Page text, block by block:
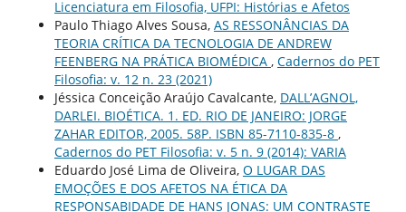
Licenciatura em Filosofia, UFPI: Histórias e Afetos
Paulo Thiago Alves Sousa, AS RESSONÂNCIAS DA
TEORIA CRÍTICA DA TECNOLOGIA DE ANDREW
FEENBERG NA PRÁTICA BIOMÉDICA , Cadernos do PET
Filosofia: v. 12 n. 23 (2021)
Jéssica Conceição Araújo Cavalcante, DALL’AGNOL,
DARLEI. BIOÉTICA. 1. ED. RIO DE JANEIRO: JORGE
ZAHAR EDITOR, 2005. 58P. ISBN 85-7110-835-8 ,
Cadernos do PET Filosofia: v. 5 n. 9 (2014): VARIA
Eduardo José Lima de Oliveira, O LUGAR DAS
EMOÇÕES E DOS AFETOS NA ÉTICA DA
RESPONSABIDADE DE HANS JONAS: UM CONTRASTE